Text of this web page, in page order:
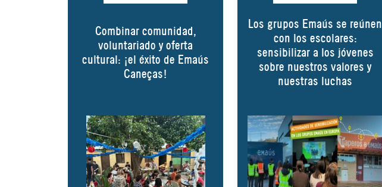
Combinar comunidad,
voluntariado y oferta
cultural: ¡el éxito de Emaús
Caneças!
Los grupos Emaús se reúnen
con los escolares:
sensibilizar a los jóvenes
sobre nuestros valores y
nuestras luchas